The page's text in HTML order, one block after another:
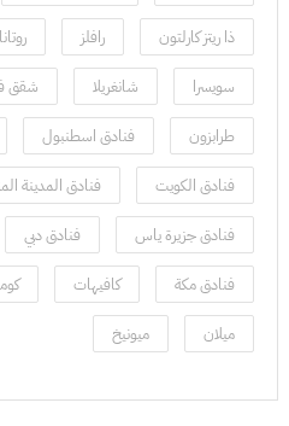
ذا ريتز كارلتون رافلز روتانا
سويسرا شانغريلا شقق
طرابزون فنادق اسطنبول
فنادق الكويت فنادق المدينة
فنادق جزيرة ياس فنادق دبي
فنادق مكة كافيهات
ميلان ميونيخ